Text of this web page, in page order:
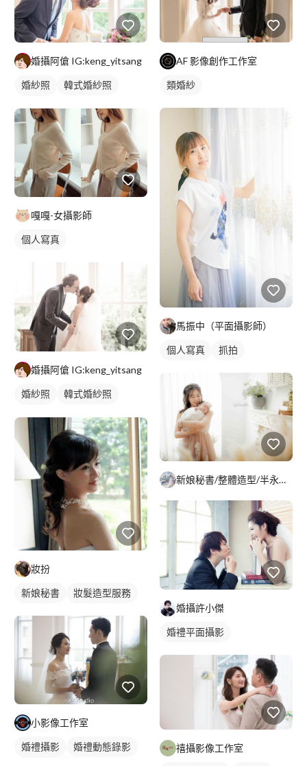
婚攝阿傖 IG:keng_yitsang
婚紗照
韓式婚紗照
嘎嘎-女攝影師
個人寫真
婚攝阿傖 IG:keng_yitsang
婚紗照
韓式婚紗照
妝扮
新娘秘書 妝髮造型服務
小影像工作室
婚禮攝影
婚禮動態錄影
AF 影像創作工作室
類婚紗
馬振中（平面攝影師）
個人寫真 抓拍
新娘秘書/整體造型/半永久 Penny
婚攝許小傑
婚禮平面攝影
禧攝影像工作室